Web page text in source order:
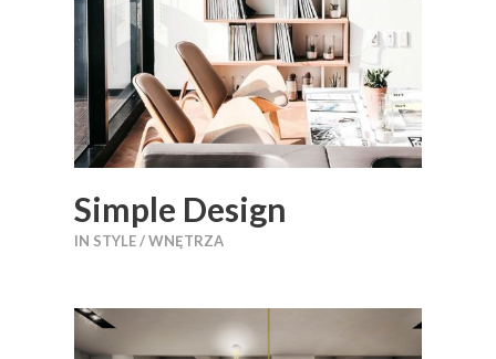
Simple Design
IN STYLE / WNĘTRZA